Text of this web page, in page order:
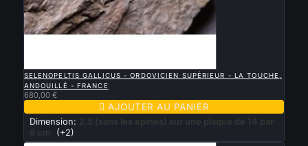
SELENOPELTIS GALLICUS - ORDOVICIEN SUPÉRIEUR - LA TOUCHE,
ANDOUILLÉ - FRANCE
680,00 €
 AJOUTER AU PANIER
Dimension:
2.5 (sans les epines) sur une plaque de 14 par
8 cm
(+2)